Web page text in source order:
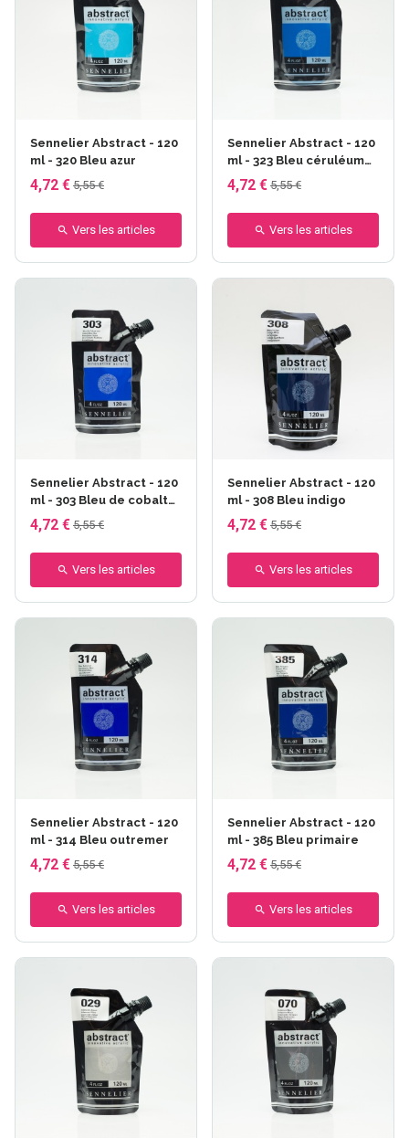
Sennelier Abstract - 120
ml - 320 Bleu azur
4,72 € 5,55 €
Vers les articles
Sennelier Abstract - 120
ml - 323 Bleu céruléum
imit.
4,72 € 5,55 €
Vers les articles
Sennelier Abstract - 120
ml - 303 Bleu de cobalt
imit.
4,72 € 5,55 €
Vers les articles
Sennelier Abstract - 120
ml - 308 Bleu indigo
4,72 € 5,55 €
Vers les articles
Sennelier Abstract - 120
ml - 314 Bleu outremer
4,72 € 5,55 €
Vers les articles
Sennelier Abstract - 120
ml - 385 Bleu primaire
4,72 € 5,55 €
Vers les articles